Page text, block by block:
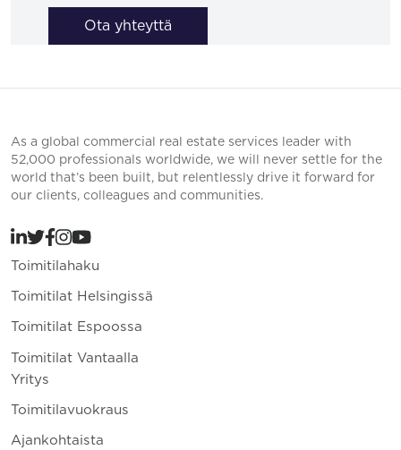
Ota yhteyttä
As a global commercial real estate services leader with
52,000 professionals worldwide, we will never settle for the
world that’s been built, but relentlessly drive it forward for
our clients, colleagues and communities.
Toimitilahaku
Toimitilat Helsingissä
Toimitilat Espoossa
Toimitilat Vantaalla
Yritys
Toimitilavuokraus
Ajankohtaista